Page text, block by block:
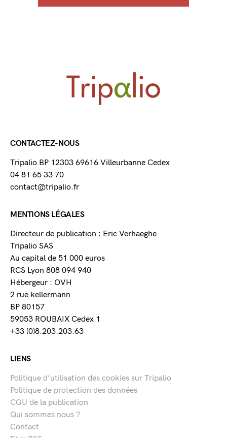
CONTACTEZ-NOUS
Tripalio BP 12303 69616 Villeurbanne Cedex
04 81 65 33 70
contact@tripalio.fr
MENTIONS LÉGALES
Directeur de publication : Eric Verhaeghe
Tripalio SAS
Au capital de 51 000 euros
RCS Lyon 808 094 940
Hébergeur : OVH
2 rue kellermann
BP 80157
59053 ROUBAIX Cedex 1
+33 (0)8.203.203.63
LIENS
Politique d’utilisation des cookies sur Tripalio
Politique de protection des données
CGU de la publication
Qui sommes nous ?
Contact